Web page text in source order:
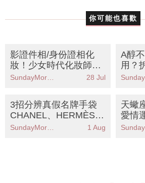
你可能也喜歡
影證件相/身份證相化
妝！少女時代化妝師教
6大自然妝感技巧 上鏡
28 Jul
A醇
用？
順序
3招分辨真假名牌手袋
CHANEL、HERMÈS、
GUCCI 二手中古手袋入
SundayMore編輯部 1 Aug
天蠍
愛情